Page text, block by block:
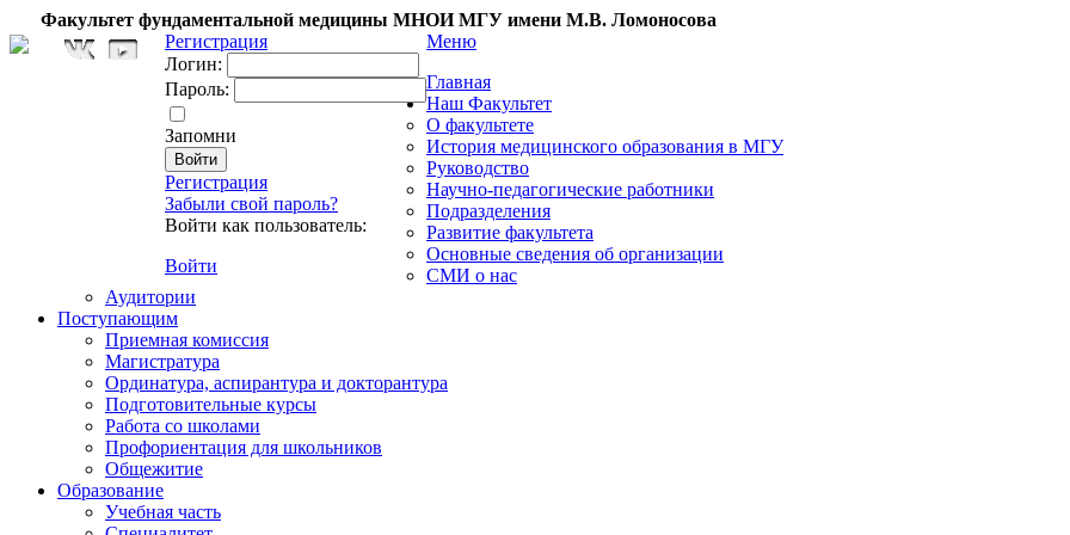
Факультет фундаментальной медицины МНОИ МГУ имени М.В. Ломоносова
Регистрация
Логин:
Пароль:
Запомни
Регистрация
Забыли свой пароль?
Войти как пользователь:
Войти
Меню
Главная
Наш Факультет
О факультете
История медицинского образования в МГУ
Руководство
Научно-педагогические работники
Подразделения
Развитие факультета
Основные сведения об организации
СМИ о нас
Аудитории
Поступающим
Приемная комиссия
Магистратура
Ординатура, аспирантура и докторантура
Подготовительные курсы
Работа со школами
Профориентация для школьников
Общежитие
Образование
Учебная часть